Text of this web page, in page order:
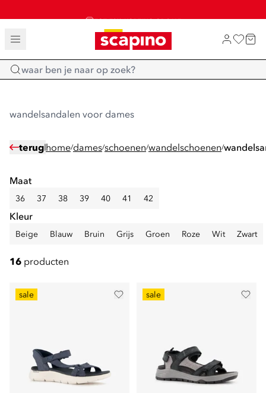
TOT 70% KORTING OP SALE
SHOP NIEUW
Home
wandelsandalen voor dames
terug home/dames/schoenen/wandelschoenen/
Maat
36 37 38 39 40 41 42
Kleur
Beige Blauw Bruin Grijs Groen Roze Wit Zwart
16 producten
sale sale